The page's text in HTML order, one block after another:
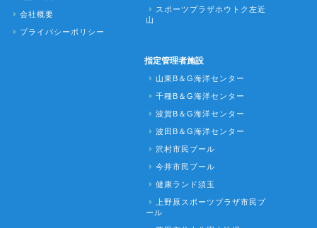
会社概要
プライバシーポリシー
スポーツプラザホウトク左近
山
指定管理者施設
山東B＆G海洋センター
千種B＆G海洋センター
波賀B＆G海洋センター
波田B＆G海洋センター
沢村市民プール
今井市民プール
健康ランド須玉
上野原スポーツプラザ市民プ
ール